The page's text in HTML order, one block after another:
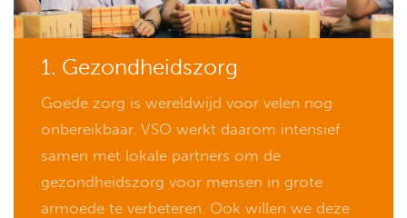
1. Gezondheidszorg
Goede zorg is wereldwijd voor velen nog
onbereikbaar. VSO werkt daarom intensief
samen met lokale partners om de
gezondheidszorg voor mensen in grote
armoede te verbeteren. Ook willen we deze